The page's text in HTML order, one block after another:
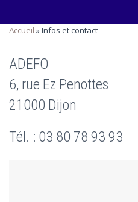
Accueil »Infos et contact
ADEFO
6, rue Ez Penottes
21000 Dijon
Tél. : 03 80 78 93 93